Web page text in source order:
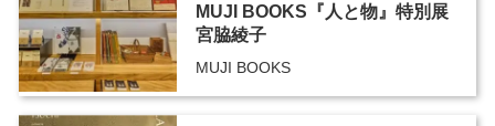
MUJI BOOKS『人と物』特別展
宮脇綾子
MUJI BOOKS